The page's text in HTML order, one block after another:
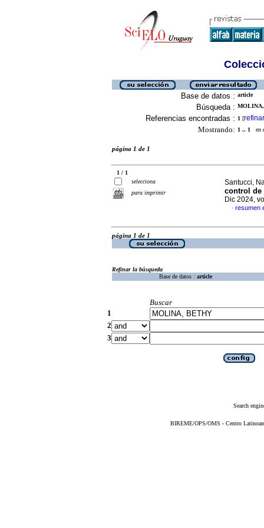
Base de datos : article
Búsqueda :
Referencias encontradas : 1 [refinar
Mostrando: 1 .. 1 en
página 1 de 1
1 / 1
selecciona
para imprimir
Santucci,
control de
Dic 2024,
· resumen
página 1 de 1
Refinar la búsqueda
Base de datos : article
Buscar
1
2
3
Search
BIREME/OPS/OMS - Centro